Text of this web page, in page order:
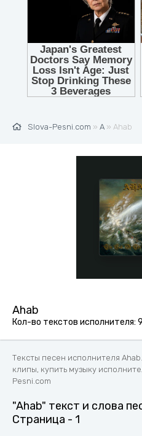
Slova-Pesni.com » A » Ahab
Ahab
Кол-во текстов исполнителя: 9
Тексты песен исполнителя
клипы, купить музыку
Pesni.com
"Ahab" текст и слова
Страница - 1